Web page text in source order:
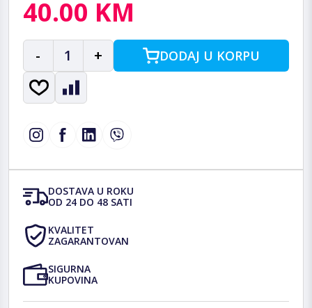
40.00 KM
- 1 + DODAJ U KORPU
DOSTAVA U ROKU
OD 24 DO 48 SATI
KVALITET
ZAGARANTOVAN
SIGURNA
KUPOVINA